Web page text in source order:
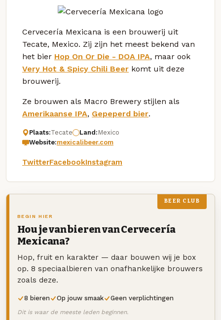
Cervecería Mexicana is een brouwerij uit
Tecate, Mexico. Zij zijn het meest bekend van
het bier Hop On Or Die - DOA IPA, maar ook
Very Hot & Spicy Chili Beer komt uit deze
brouwerij.
Ze brouwen als Macro Brewery stijlen als
Amerikaanse IPA, Gepeperd bier.
Plaats:Tecate Land: Mexico
Website:mexicalibeer.com
TwitterFacebookInstagram
BEER CLUB
BEGIN HIER
Hou je van bieren van Cervecería
Mexicana?
Hop, fruit en karakter — daar bouwen wij je box
op. 8 speciaalbieren van onafhankelijke brouwers
zoals deze.
8 bieren Op jouw smaak Geen verplichtingen
Dit is waar de meeste leden beginnen.